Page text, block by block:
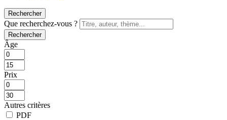
Rechercher
Que recherchez-vous ?
Rechercher
Âge
Prix
Autres critères
PDF